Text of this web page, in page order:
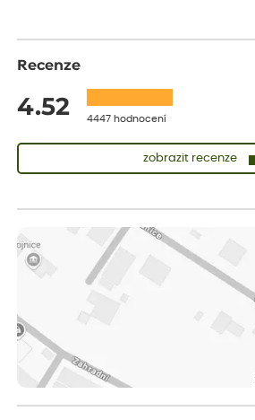
Recenze
4.52 4447 hodnocení
zobrazit recenze
vše v naprostém pořádku
ověřený nákup dnes
Jana
Flos je nejlepší &#129321;